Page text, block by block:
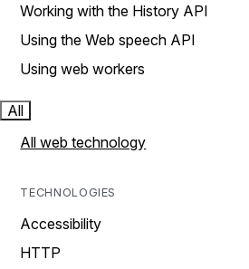
Working with the History API
Using the Web speech API
Using web workers
All
All web technology
TECHNOLOGIES
Accessibility
HTTP